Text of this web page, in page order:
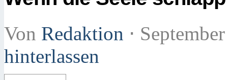
Von Redaktion ⋅
hinterlassen